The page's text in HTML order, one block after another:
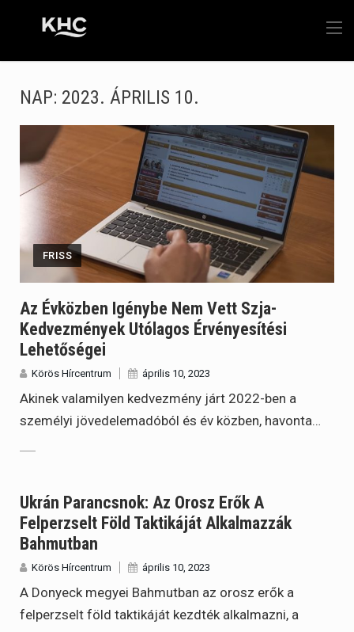
NAP: 2023. ÁPRILIS 10.
FRISS
Az Évközben Igénybe Nem Vett Szja-
Kedvezmények Utólagos Érvényesítési
Lehetőségei
Körös Hírcentrum április 10, 2023
Akinek valamilyen kedvezmény járt 2022-ben a
személyi jövedelemadóból és év közben, havonta…
Ukrán Parancsnok: Az Orosz Erők A
Felperzselt Föld Taktikáját Alkalmazzák
Bahmutban
Körös Hírcentrum április 10, 2023
A Donyeck megyei Bahmutban az orosz erők a
felperzselt föld taktikáját kezdték alkalmazni, a